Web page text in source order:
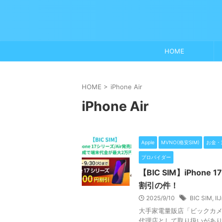
HOME
HOME > iPhone Air
iPhone Air
Apple MVNO(格安SIM) お金
プロバイダー
【BIC SIM】iPhone
割引の件！
2025/9/10 BIC SIM,
大手家電量販店「ビックカ